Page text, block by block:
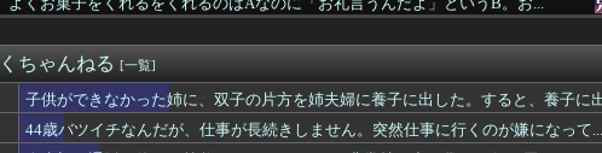
こと考えてないと思うこと。
歌の上手い下手関係ありますか？
】年下社員と浮気した嫁、またもや大喧嘩の年末…その理由がこれｗｗｗｗ
】父は双子育児も家事も嫁いびりもすべて母任せ、稼ぐ事だけが自分の務め...
対に買わないファッションアイテム
ちゃんねる [一覧]
子供ができなかった姉に、双子の片方を姉夫婦に養子に出した。すると、養子に
44歳バツイチなんだが、仕事が長続きしません。突然仕事に行くのが嫌になって...